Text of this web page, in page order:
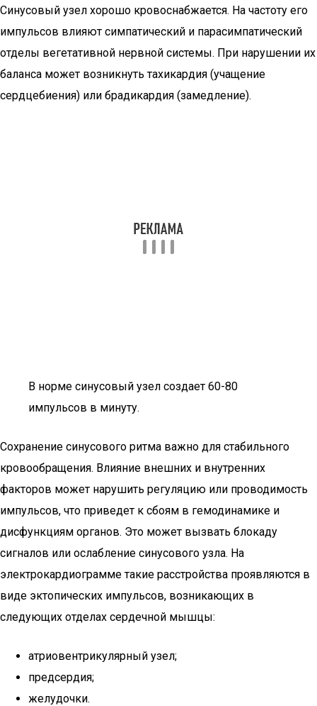
Синусовый узел хорошо кровоснабжается. На частоту его
импульсов влияют симпатический и парасимпатический
отделы вегетативной нервной системы. При нарушении их
баланса может возникнуть тахикардия (учащение
сердцебиения) или брадикардия (замедление).
В норме синусовый узел создает 60-80
импульсов в минуту.
Сохранение синусового ритма важно для стабильного
кровообращения. Влияние внешних и внутренних
факторов может нарушить регуляцию или проводимость
импульсов, что приведет к сбоям в гемодинамике и
дисфункциям органов. Это может вызвать блокаду
сигналов или ослабление синусового узла. На
электрокардиограмме такие расстройства проявляются в
виде эктопических импульсов, возникающих в
следующих отделах сердечной мышцы:
атриовентрикулярный узел;
предсердия;
желудочки.